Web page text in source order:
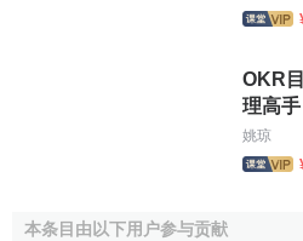
勞動報酬
2） 按工資的累進百分比分配
次越高，所或勞動紅利百分比越
拉大工資檔次，刺激雇員多做貢獻
定不同崗位的“勞動分紅繫數”，
OKR
理高手
姚琼
本条目由以下用户参与贡献